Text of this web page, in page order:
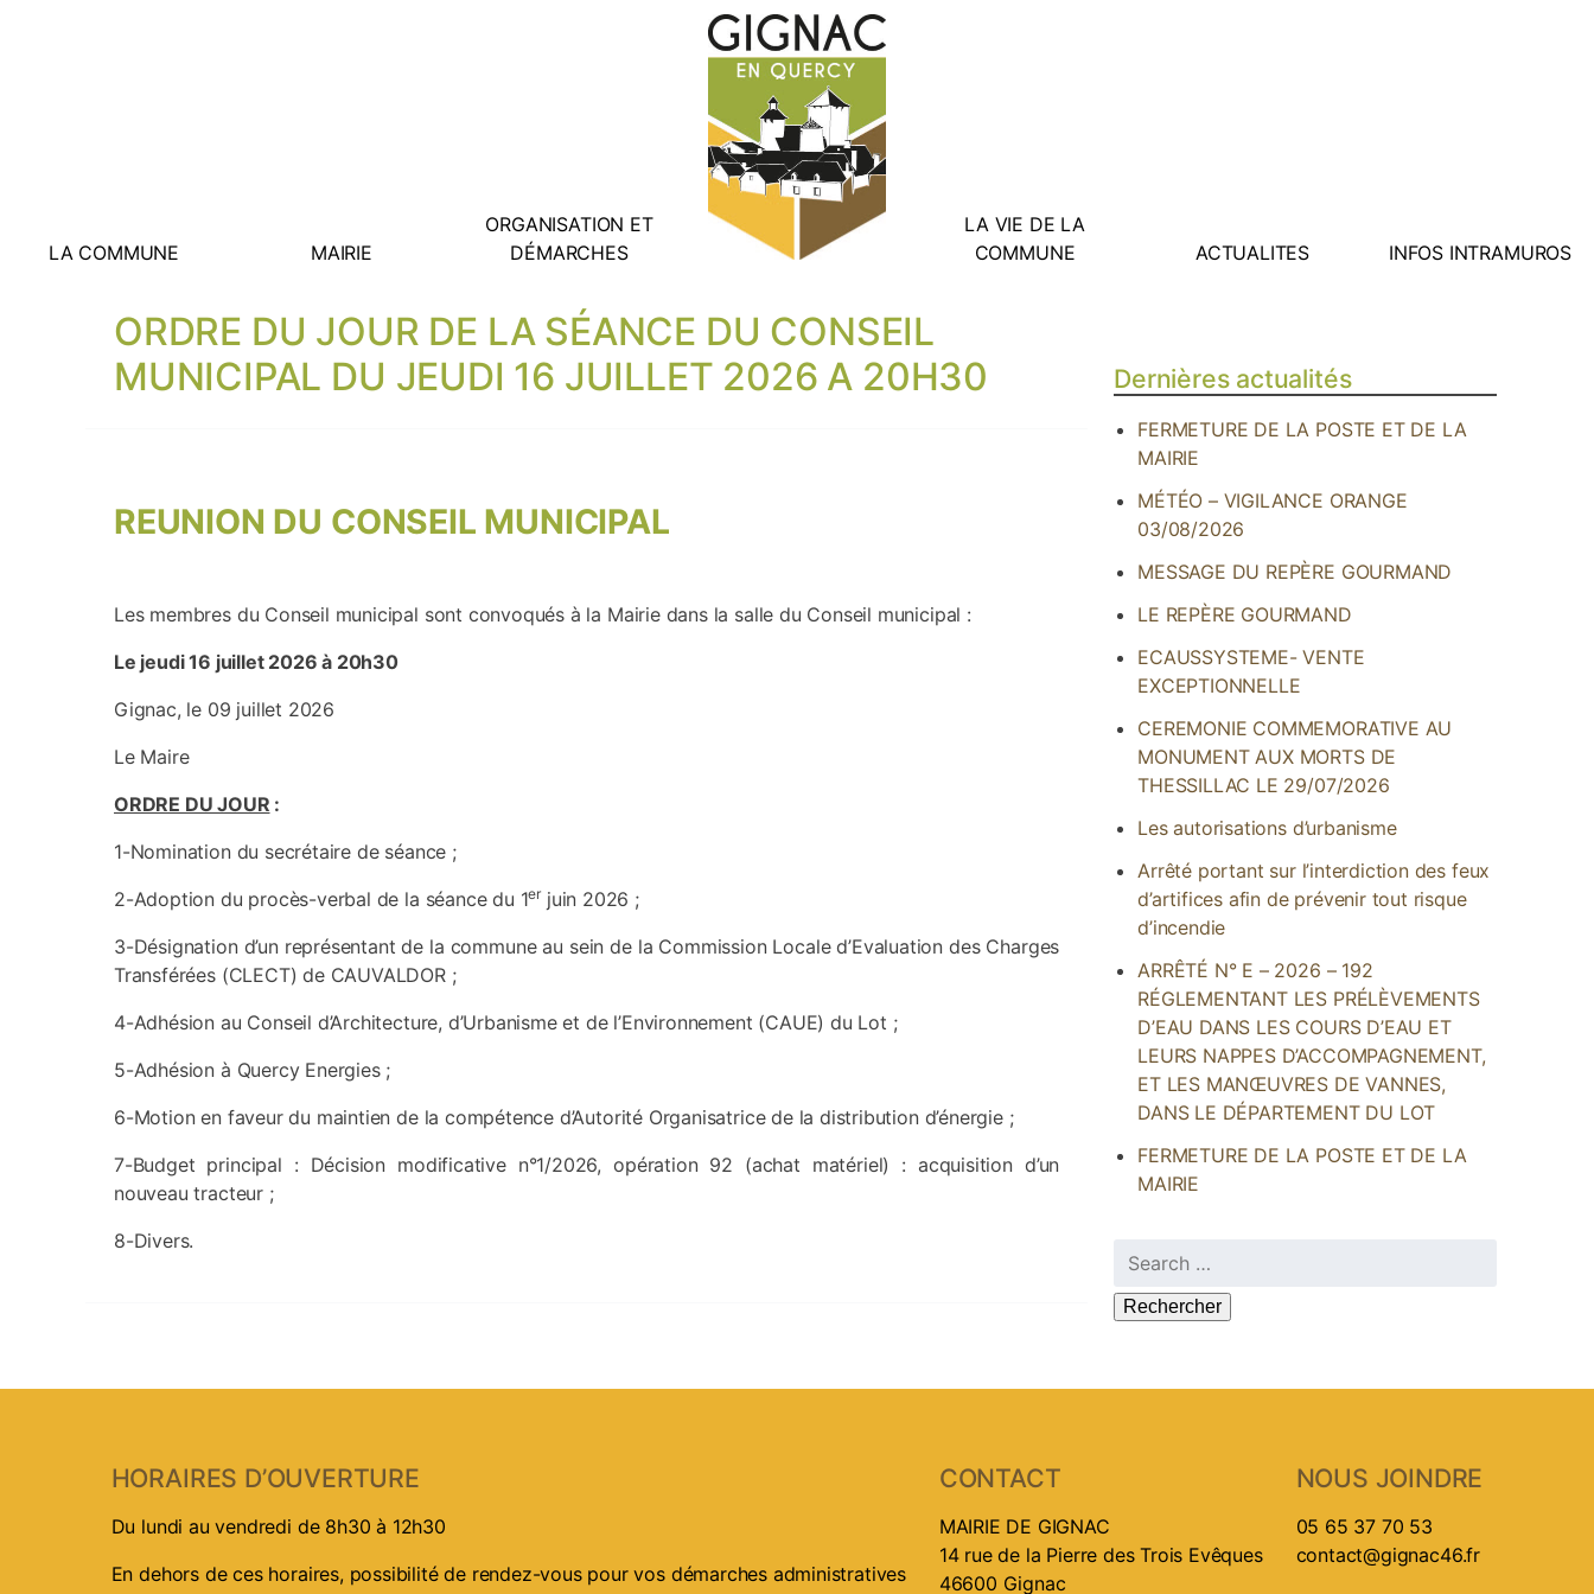
LA COMMUNE MAIRIE
ORGANISATION ET
DÉMARCHES
LA VIE DE LA
COMMUNE
ACTUALITES INFOS INTRAMUROS
ORDRE DU JOUR DE LA SÉANCE DU CONSEIL
MUNICIPAL DU JEUDI 16 JUILLET 2026 A 20H30
REUNION DU CONSEIL MUNICIPAL
Les membres du Conseil municipal sont convoqués à la Mairie dans la salle du Conseil municipal :
Le jeudi 16 juillet 2026 à 20h30
Gignac, le 09 juillet 2026
Le Maire
ORDRE DU JOUR :
1-Nomination du secrétaire de séance ;
2-Adoption du procès-verbal de la séance du 1er juin 2026 ;
3-Désignation d’un représentant de la commune au sein de la Commission Locale d’Evaluation des Charges
Transférées (CLECT) de CAUVALDOR ;
4-Adhésion au Conseil d’Architecture, d’Urbanisme et de l’Environnement (CAUE) du Lot ;
5-Adhésion à Quercy Energies ;
6-Motion en faveur du maintien de la compétence d’Autorité Organisatrice de la distribution d’énergie ;
7-Budget principal : Décision modificative n°1/2026, opération 92 (achat matériel) : acquisition d’un
nouveau tracteur ;
8-Divers.
Dernières actualités
FERMETURE DE LA POSTE ET DE LA
MAIRIE
MÉTÉO – VIGILANCE ORANGE
03/08/2026
MESSAGE DU REPÈRE GOURMAND
LE REPÈRE GOURMAND
ECAUSSYSTEME- VENTE
EXCEPTIONNELLE
CEREMONIE COMMEMORATIVE AU
MONUMENT AUX MORTS DE
THESSILLAC LE 29/07/2026
Les autorisations d’urbanisme
Arrêté portant sur l’interdiction des feux
d’artifices afin de prévenir tout risque
d’incendie
ARRÊTÉ N° E – 2026 – 192
RÉGLEMENTANT LES PRÉLÈVEMENTS
D’EAU DANS LES COURS D’EAU ET
LEURS NAPPES D’ACCOMPAGNEMENT,
ET LES MANŒUVRES DE VANNES,
DANS LE DÉPARTEMENT DU LOT
FERMETURE DE LA POSTE ET DE LA
MAIRIE
Rechercher :
HORAIRES D’OUVERTURE
Du lundi au vendredi de 8h30 à 12h30
En dehors de ces horaires, possibilité de rendez-vous pour vos démarches administratives
CONTACT
MAIRIE DE GIGNAC
14 rue de la Pierre des Trois Evêques
46600 Gignac
NOUS JOINDRE
05 65 37 70 53
contact@gignac46.fr